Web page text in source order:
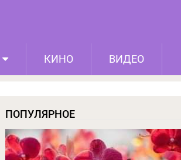
КИНО ВИДЕО
ПОПУЛЯРНОЕ